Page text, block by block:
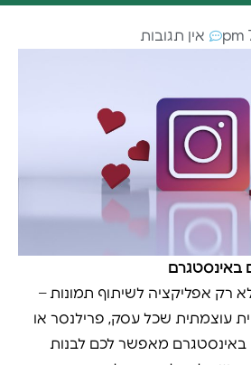
אין תגובות
באינסטגרם
רק אפליקציה לשיתוף תמונות –
עוצמתית שכל עסק, פרילנסר או
באינסטגרם מאפשר לכם לבנות